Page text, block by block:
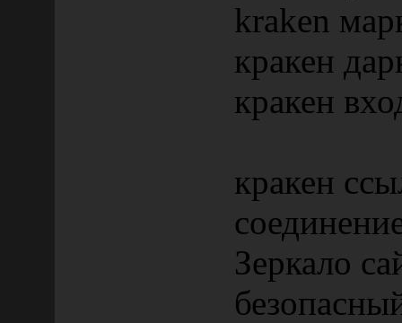
kraken
кракен
кракен
кракен
Зеркало